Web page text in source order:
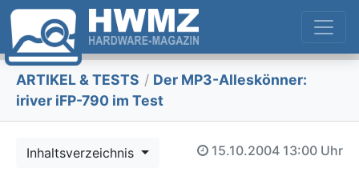
ARTIKEL & TESTS / Der MP3-Alleskönner:
iriver iFP-790 im Test
Inhaltsverzeichnis 15.10.2004 13:00 Uhr